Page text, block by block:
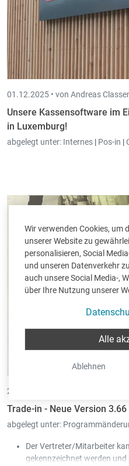
Wir verwenden Cookies, um
unserer Website zu
personalisieren, Social
und unseren Datenverkehr
auch unsere Social Media-,
über Ihre Nutzung unserer
Ablehnen
Alle
01.12.2025 • von Andreas
Unsere Kassensoftware im
in Luxemburg!
abgelegt unter: Internes | Pos-in |
29.10.2025 •
Trade-in - Neue Version 3.66
abgelegt unter:
Der Vertreter/Mitarbeiter
gekennzeichnet werden